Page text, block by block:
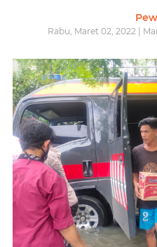
Rabu, Maret 02, 2022 |